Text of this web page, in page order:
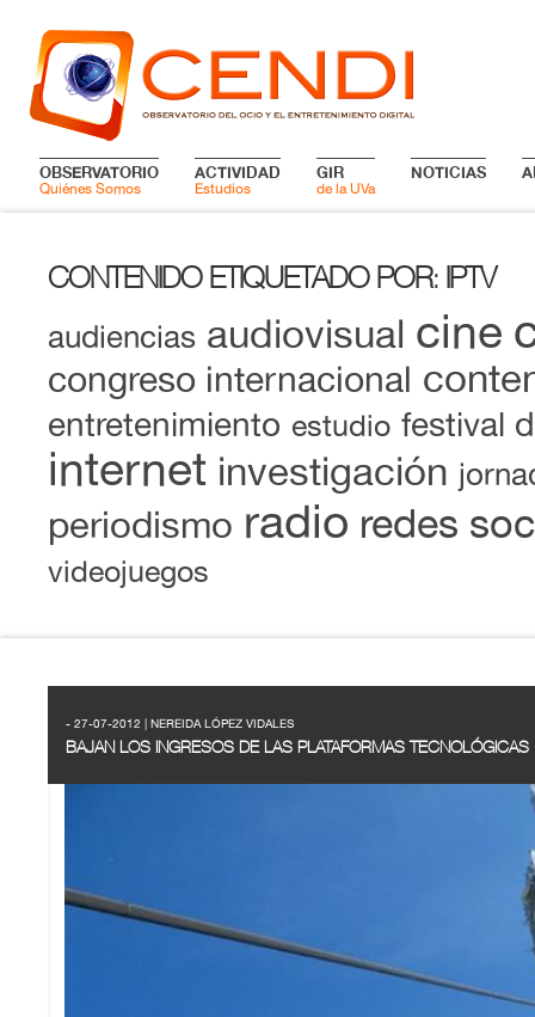
OBSERVATORIO
Quiénes Somos
ACTIVIDAD
Estudios
GIR
de la UVa
NOTICIAS
CONTENIDO ETIQUETADO POR: IPTV
audiencias audiovisual cine
congreso internacional
entretenimiento estudio festival
internet investigación
periodismo radio redes
videojuegos
- 27-07-2012 | NEREIDA LÓPEZ VIDALES
BAJAN LOS INGRESOS DE LAS PLATAFORMAS TECNOLÓGICAS